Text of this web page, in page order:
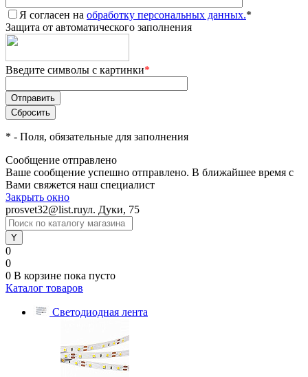
Я согласен на обработку персональных данных.*
Защита от автоматического заполнения
Введите символы с картинки*
* - Поля, обязательные для заполнения
Сообщение отправлено
Ваше сообщение успешно отправлено. В ближайшее время с
Вами свяжется наш специалист
Закрыть окно
prosvet32@list.ruул. Дуки, 75
0
0
0 В корзине пока пусто
Каталог товаров
Светодиодная лента